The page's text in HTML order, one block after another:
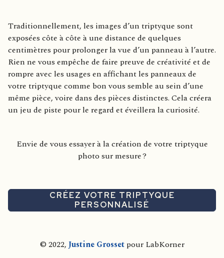
Traditionnellement, les images d’un triptyque sont
exposées côte à côte à une distance de quelques
centimètres pour prolonger la vue d’un panneau à l’autre.
Rien ne vous empêche de faire preuve de créativité et de
rompre avec les usages en affichant les panneaux de
votre triptyque comme bon vous semble au sein d’une
même pièce, voire dans des pièces distinctes. Cela créera
un jeu de piste pour le regard et éveillera la curiosité.
Envie de vous essayer à la création de votre triptyque
photo sur mesure ?
CRÉEZ VOTRE TRIPTYQUE
PERSONNALISÉ
© 2022, Justine Grossetpour LabKorner